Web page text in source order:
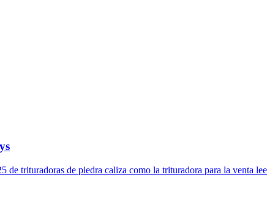
trituradoras de piedra caliza como la trituradora para la venta